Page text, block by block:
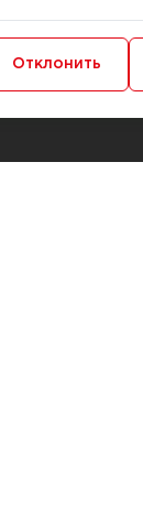
Функциональные/
Отклонить